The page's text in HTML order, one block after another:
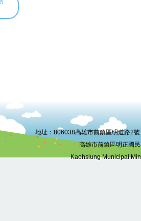
:::
地址：806038高雄市前鎮區明道路2
高雄市前鎮區明正國
Kaohsiung Municipal